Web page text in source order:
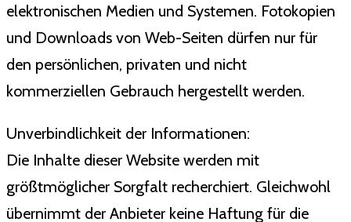
elektronischen Medien und Systemen. Fotokopien
und Downloads von Web-Seiten dürfen nur für
den persönlichen, privaten und nicht
kommerziellen Gebrauch hergestellt werden.
Unverbindlichkeit der Informationen:
Die Inhalte dieser Website werden mit
größtmöglicher Sorgfalt recherchiert. Gleichwohl
übernimmt der Anbieter keine Haftung für die